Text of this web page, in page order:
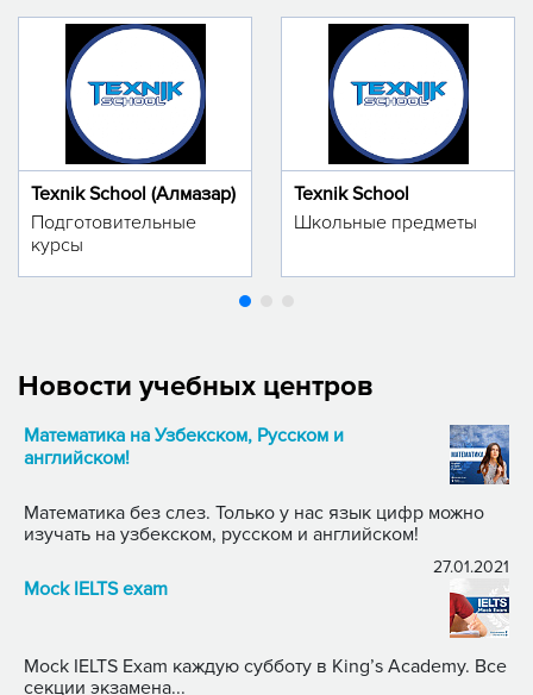
Texnik School (Алмазар)
Подготовительные
курсы
Texnik School
Школьные предметы
Новости учебных центров
Математика на Узбекском, Русском и
английском!
Математика без слез. Только у нас язык цифр можно
изучать на узбекском, русском и английском!
27.01.2021
Mock IELTS exam
Mock IELTS Exam каждую субботу в King’s Academy. Все
секции экзамена...